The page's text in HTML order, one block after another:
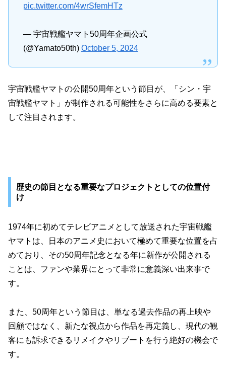
pic.twitter.com/4wrSfemHTz
— 宇宙戦艦ヤマト50周年企画公式
(@Yamato50th) October 5, 2024
宇宙戦艦ヤマトの公開50周年という節目が、「シン・宇
宙戦艦ヤマト」が制作される可能性をさらに高める要素と
して注目されます。
歴史の節目となる重要なプロジェクトとしての位置付
け
1974年に初めてテレビアニメとして放送された宇宙戦艦
ヤマトは、日本のアニメ史において極めて重要な位置を占
めており、その50周年記念となる年に新作が公開される
ことは、ファンや業界にとって非常に意義深い出来事で
す。
また、50周年という節目は、単なる過去作品の再上映や
回顧ではなく、新たな視点から作品を再定義し、現代の観
客にも訴求できるリメイクやリブートを行う絶好の機会で
す。